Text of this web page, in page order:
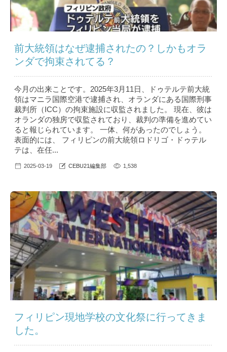
前大統領はなぜ逮捕されたの？しかもオラ
ンダで拘束されてる？
今月の出来ことです。2025年3月11日、ドゥテルテ前大統
領はマニラ国際空港で逮捕され、オランダにある国際刑事
裁判所（ICC）の拘束施設に収監されました。 現在、彼は
オランダの独房で収監されており、裁判の準備を進めてい
ると報じられています。 一体、何があったのでしょう。
表面的には、 フィリピンの前大統領ロドリゴ・ドゥテル
テは、在任...
2025-03-19 CEBU21編集部 1,538
フィリピン現地学校の文化祭に行ってきま
した。